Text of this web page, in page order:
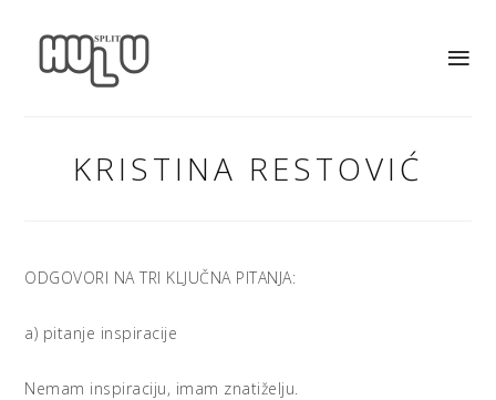
KRISTINA RESTOVIĆ
ODGOVORI NA TRI KLJUČNA PITANJA:
a) pitanje inspiracije
Nemam inspiraciju, imam znatiželju.